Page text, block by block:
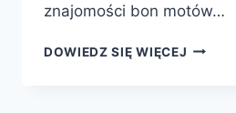
znajomości bon motów…
DOWIEDZ SIĘ WIĘCEJ ŻYWIĄC